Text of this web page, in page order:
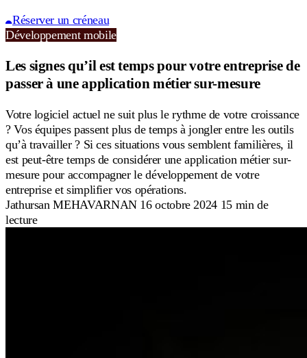
Réserver un créneau
Développement mobile
Les signes qu’il est temps pour votre entreprise de
passer à une application métier sur-mesure
Votre logiciel actuel ne suit plus le rythme de votre croissance
? Vos équipes passent plus de temps à jongler entre les outils
qu’à travailler ? Si ces situations vous semblent familières, il
est peut-être temps de considérer une application métier sur-
mesure pour accompagner le développement de votre
entreprise et simplifier vos opérations.
Jathursan MEHAVARNAN 16 octobre 2024 15 min de
lecture